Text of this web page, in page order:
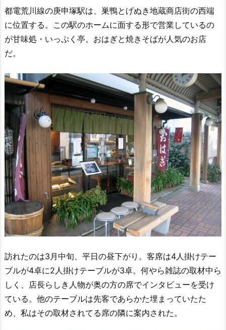
都電荒川線の庚申塚駅は、巣鴨とげぬき地蔵商店街の西端
に位置する。この駅のホームに面する形で営業しているの
が甘味処・いっぷく亭。おはぎと焼きそばが人気のお店
だ。
訪れたのは3月中旬、平日の昼下がり。客席は4人掛けテー
ブルが4卓に2人掛けテーブルが3卓。何やら雑誌の取材中ら
しく、店長らしき人物が奥の方の席でインタビューを受け
ている。他のテーブルは先客であらかた埋まっていたた
め、私はその取材されてる席の隣に案内された。